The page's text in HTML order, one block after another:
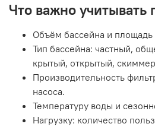
Что важно учитывать
Объём бассейна и площадь
Тип бассейна: частный,
крытый, открытый,
Производительность
насоса.
Температуру воды и
Нагрузку: количество